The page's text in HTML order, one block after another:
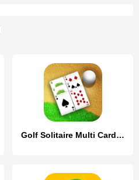
Golf Solitaire Multi CardsGame